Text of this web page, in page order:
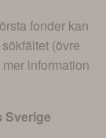
fonder kan
(övre
information
Sverige